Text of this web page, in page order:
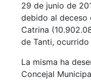
29 de junio de
debido al deceso
Catrina
de Tanti,
La misma ha
Concejal